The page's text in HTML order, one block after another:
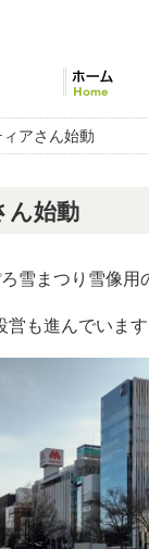
アさん始動
ん始動
雪まつり雪像用
も進んでいます